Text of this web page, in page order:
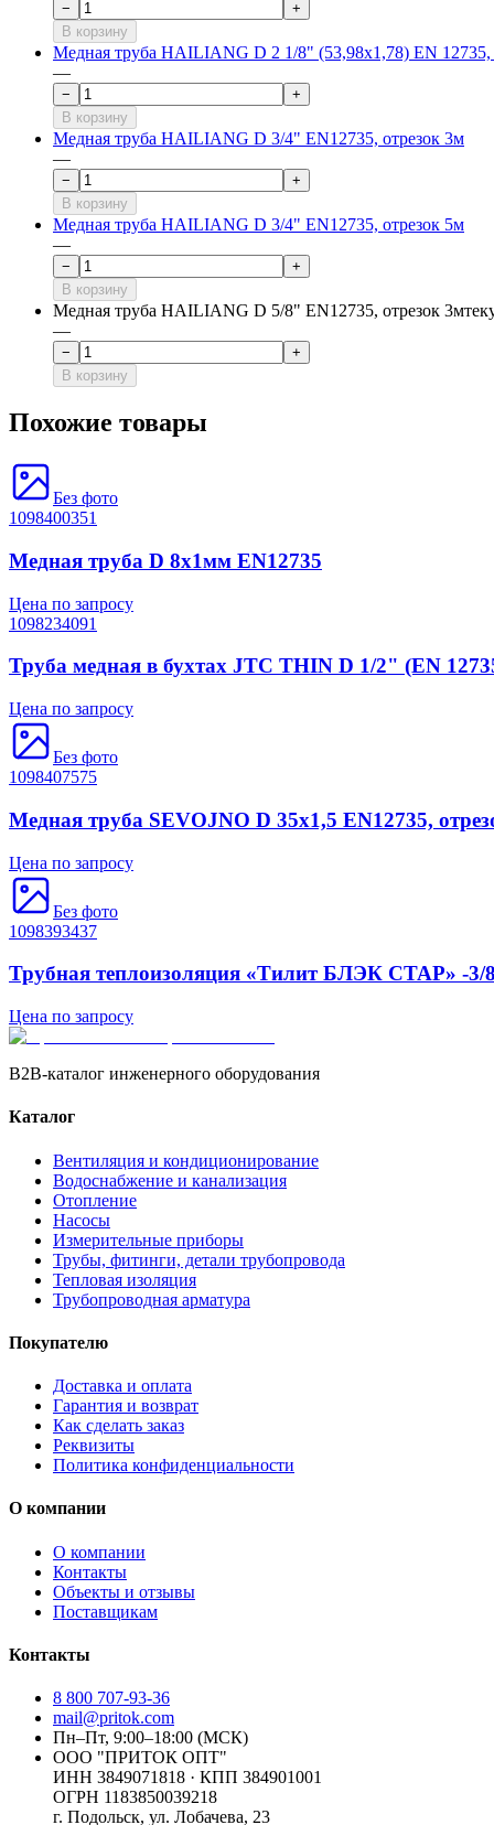
−
+
В корзину
Медная труба HAILIANG D 2 1/8" (53,98х1,78) EN 12735,
—
−
+
В корзину
Медная труба HAILIANG D 3/4" EN12735, отрезок 3м
—
−
+
В корзину
Медная труба HAILIANG D 3/4" EN12735, отрезок 5м
—
−
+
В корзину
Медная труба HAILIANG D 5/8" EN12735, отрезок 3м
—
−
+
В корзину
Похожие товары
Без фото
1098400351
Медная труба D 8х1мм EN12735
Цена по запросу
1098234091
Труба медная в бухтах JTC THIN D 1/2" (EN
Цена по запросу
Без фото
1098407575
Медная труба SEVOJNO D 35х1,5 EN12735,
Цена по запросу
Без фото
1098393437
Трубная теплоизоляция «Тилит БЛЭК СТАР» -3/
Цена по запросу
B2B-каталог инженерного оборудования
Каталог
Вентиляция и кондиционирование
Водоснабжение и канализация
Отопление
Насосы
Измерительные приборы
Трубы, фитинги, детали трубопровода
Тепловая изоляция
Трубопроводная арматура
Покупателю
Доставка и оплата
Гарантия и возврат
Как сделать заказ
Реквизиты
Политика конфиденциальности
О компании
О компании
Контакты
Объекты и отзывы
Поставщикам
Контакты
8 800 707-93-36
mail@pritok.com
Пн–Пт, 9:00–18:00 (МСК)
ООО "ПРИТОК ОПТ"
ИНН 3849071818 · КПП 384901001
ОГРН 1183850039218
г. Подольск, ул. Лобачева, 23